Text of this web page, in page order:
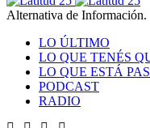
Alternativa de Información.
LO ÚLTIMO
LO QUE TENÉS
LO QUE ESTÁ
PODCAST
RADIO